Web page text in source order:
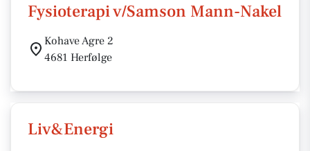
Fysioterapi v/Samson Mann-Nakel
Kohave Agre 2
4681 Herfølge
Liv&Energi